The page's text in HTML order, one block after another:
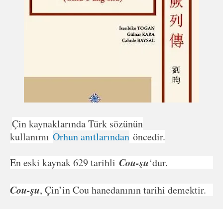
Çin kaynaklarında Türk sözünün
kullanımı Orhun anıtlarından öncedir.
En eski kaynak 629 tarihli Cou-şu‘dur.
Cou-şu, Çin’in Cou hanedanının tarihi demektir.